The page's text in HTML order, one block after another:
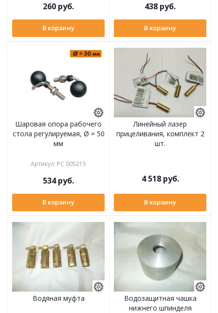
260 руб.
В корзину
438 руб.
В корзину
Шаровая опора рабочего
стола регулируемая, Ø = 50
мм
Артикул: РС 005215
534руб.
В корзину
Линейный лазер
прицеливания, комплект 2
шт.
4 518руб.
В корзину
Водяная муфта
Водозащитная чашка
нижнего шпинделя